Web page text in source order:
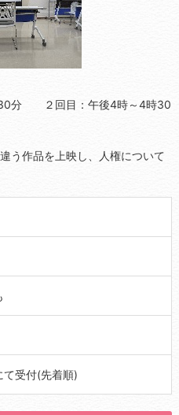
30分 ２回目：午後4時～4時30
う作品を上映し、人権について
て受付(先着順)